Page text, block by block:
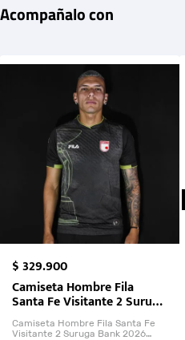
Acompañalo con
$329.900
Camiseta Hombre Fila
Santa Fe Visitante 2 Suruga
Bank 2026
Camiseta Hombre Fila Santa Fe
Visitante 2 Suruga Bank 2026